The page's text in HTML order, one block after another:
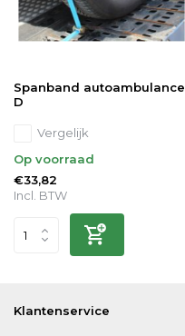
Spanband autoambulance
D
Vergelijk
Op voorraad
€33,82
Incl. BTW
Klantenservice